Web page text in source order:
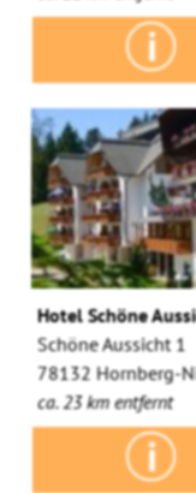
Hotel Schöne
Schöne Aussicht 1
78132 Hornberg-
ca. 23 km entfernt